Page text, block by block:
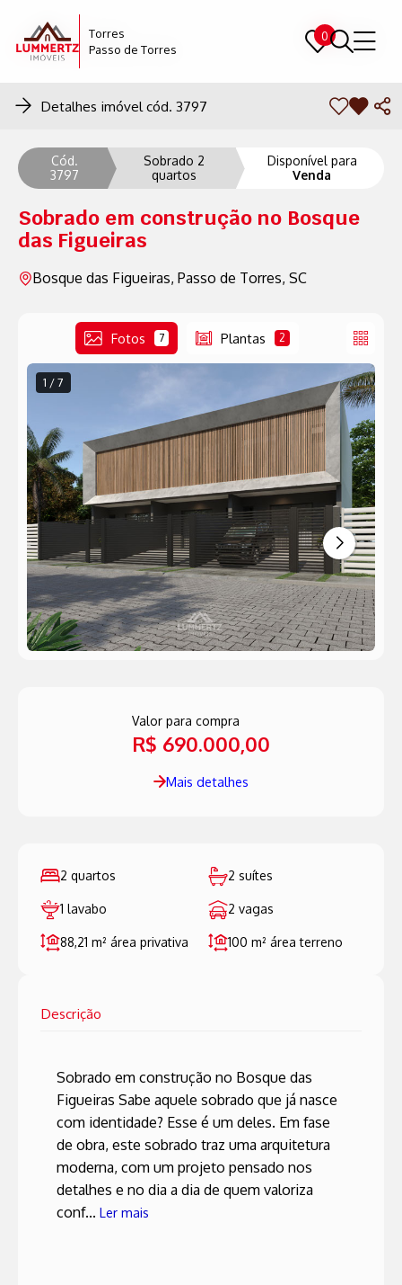
Torres
Passo de Torres
0
Torres
Passo de Torres
0
Detalhes imóvel cód. 3797
Cód.
3797
Sobrado 2
quartos
Disponível para
Venda
Sobrado em construção no Bosque
das Figueiras
Bosque das Figueiras, Passo de Torres, SC
Fotos 7 Plantas 2
1 / 7
Valor para compra
R$ 690.000,00
Mais detalhes
2 quartos 2 suítes
1 lavabo 2 vagas
88,21 m² área privativa 100 m² área terreno
Descrição
Sobrado em construção no Bosque das
Figueiras Sabe aquele sobrado que já nasce
com identidade? Esse é um deles. Em fase
de obra, este sobrado traz uma arquitetura
moderna, com um projeto pensado nos
detalhes e no dia a dia de quem valoriza
conf... Ler mais